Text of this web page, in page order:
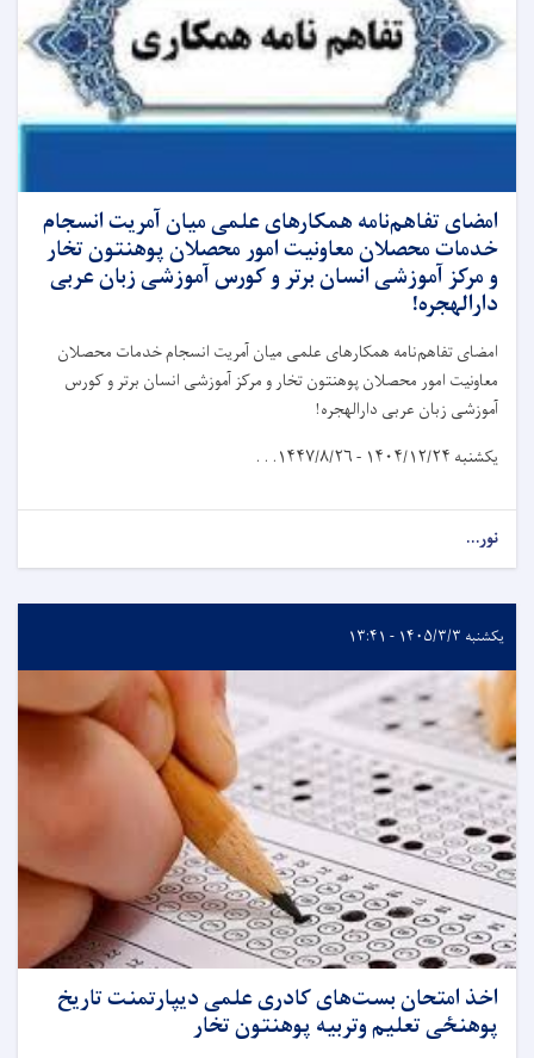
امضای تفاهم‌نامه همکارهای علمی میان آمریت انسجام
خدمات محصلان معاونیت امور محصلان پوهنتون تخار
و مرکز آموزشی انسان برتر و کورس آموزشی زبان عربی
دارالهجره!
امضای تفاهم‌نامه همکارهای علمی میان آمریت انسجام خدمات محصلان
معاونیت امور محصلان پوهنتون تخار و مرکز آموزشی انسان برتر و کورس
آموزشی زبان عربی دارالهجره!
یکشنبه ۱۴۰۴/۱۲/۲۴ - ۱۴۴۷/۸/۲۶. . .
نور...
یکشنبه ۱۴۰۵/۳/۳ - ۱۳:۴۱
اخذ امتحان بست‌های کادری علمی دیپارتمنت تاریخ
پوهنځی تعلیم وتربیه پوهنتون تخار